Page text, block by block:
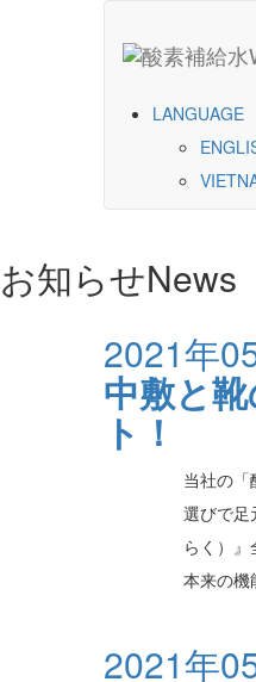
LANGUAGE
お知らせNews
2021年
中敷と
ト！
当社の
選びで足
らく）
本来の
2021年